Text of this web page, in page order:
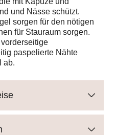
und Nässe schützt.
sorgen für den nötigen
für Stauraum sorgen.
paspelierte Nähte
ab.